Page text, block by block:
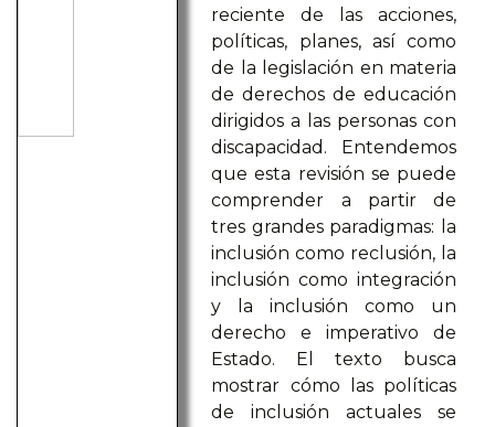
reciente de las acciones,
políticas, planes, así como
de la legislación en materia
de derechos de educación
dirigidos a las personas con
discapacidad. Entendemos
que esta revisión se puede
comprender a partir de
tres grandes paradigmas: la
inclusión como reclusión, la
inclusión como integración
y la inclusión como un
derecho e imperativo de
Estado. El texto busca
mostrar cómo las políticas
de inclusión actuales se